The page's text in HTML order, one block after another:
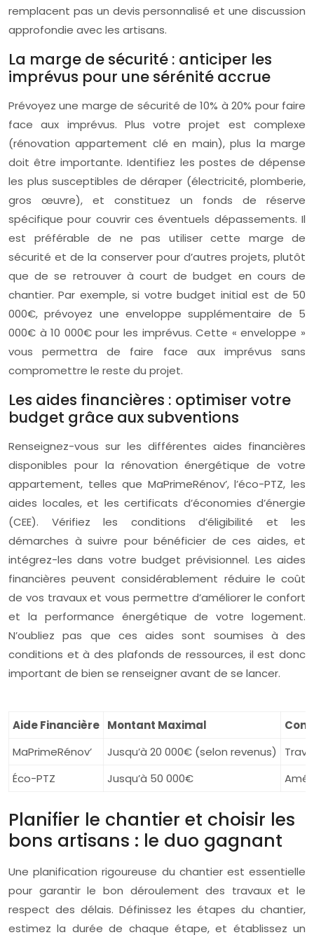
remplacent pas un devis personnalisé et une discussion
approfondie avec les artisans.
La marge de sécurité : anticiper les
imprévus pour une sérénité accrue
Prévoyez une marge de sécurité de 10% à 20% pour faire
face aux imprévus. Plus votre projet est complexe
(rénovation appartement clé en main), plus la marge
doit être importante. Identifiez les postes de dépense
les plus susceptibles de déraper (électricité, plomberie,
gros œuvre), et constituez un fonds de réserve
spécifique pour couvrir ces éventuels dépassements. Il
est préférable de ne pas utiliser cette marge de
sécurité et de la conserver pour d’autres projets, plutôt
que de se retrouver à court de budget en cours de
chantier. Par exemple, si votre budget initial est de 50
000€, prévoyez une enveloppe supplémentaire de 5
000€ à 10 000€ pour les imprévus. Cette « enveloppe »
vous permettra de faire face aux imprévus sans
compromettre le reste du projet.
Les aides financières : optimiser votre
budget grâce aux subventions
Renseignez-vous sur les différentes aides financières
disponibles pour la rénovation énergétique de votre
appartement, telles que MaPrimeRénov’, l’éco-PTZ, les
aides locales, et les certificats d’économies d’énergie
(CEE). Vérifiez les conditions d’éligibilité et les
démarches à suivre pour bénéficier de ces aides, et
intégrez-les dans votre budget prévisionnel. Les aides
financières peuvent considérablement réduire le coût
de vos travaux et vous permettre d’améliorer le confort
et la performance énergétique de votre logement.
N’oubliez pas que ces aides sont soumises à des
conditions et à des plafonds de ressources, il est donc
important de bien se renseigner avant de se lancer.
Aide Financière Montant Maximal
MaPrimeRénov’
Jusqu’à 20 000€ (selon revenus)
Éco-PTZ
Jusqu’à 50 000€
Planifier le chantier et choisir les
bons artisans : le duo gagnant
Une planification rigoureuse du chantier est essentielle
pour garantir le bon déroulement des travaux et le
respect des délais. Définissez les étapes du chantier,
estimez la durée de chaque étape, et établissez un